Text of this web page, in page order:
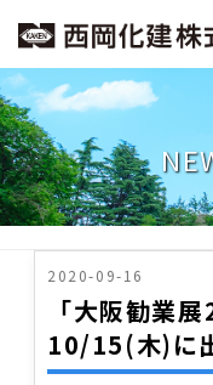
2020-09-16
「大阪勧業
10/15(木)に